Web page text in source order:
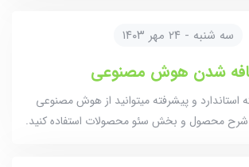
سه شنبه - ۲۴ مهر ۱۴۰۳
شدن هوش مصنوعی
استاندارد و پیشرفته میتوانید از هوش مصنوعی
و شرح محصول و بخش سئو محصولات استفاده کنید.